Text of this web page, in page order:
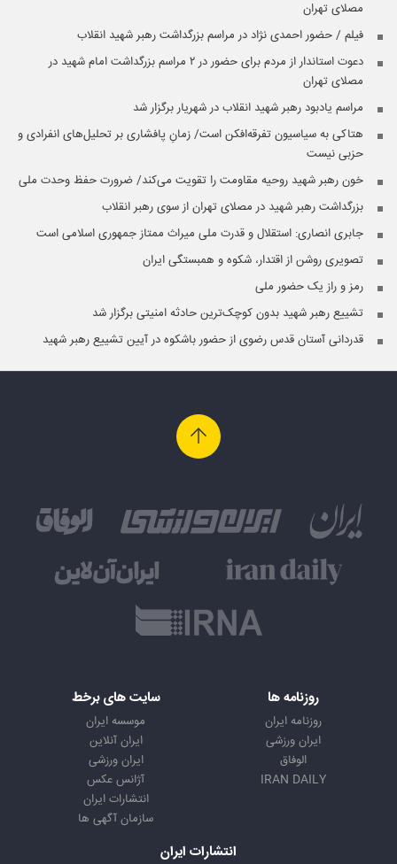
مصلای تهران
فیلم / حضور احمدی نژاد در مراسم بزرگداشت رهبر شهید انقلاب
دعوت استاندار از مردم برای حضور در ۲ مراسم بزرگداشت امام شهید در
مصلای تهران
مراسم یادبود رهبر شهید انقلاب در شهریار برگزار شد
هتاکی به سیاسیون تفرقه‌افکن است/ زمانِ پافشاری بر تحلیل‌های انفرادی و
حزبی نیست
خون رهبر شهید روحیه مقاومت را تقویت می‌کند/ ضرورت حفظ وحدت ملی
بزرگداشت رهبر شهید در مصلای تهران از سوی رهبر انقلاب
جابری انصاری:‌ استقلال و قدرت ملی میراث ممتاز جمهوری اسلامی است
تصویری روشن از اقتدار، شکوه و همبستگی ایران
رمز و راز یک حضور ملی
تشییع رهبر شهید بدون کوچک‌ترین حادثه امنیتی برگزار شد
قدردانی آستان قدس رضوی از حضور باشکوه در آیین تشییع رهبر شهید
روزنامه ها
روزنامه ایران
ایران ورزشی
الوفاق
IRAN DAILY
سایت های برخط
موسسه ایران
ایران آنلاین
ایران ورزشی
آژانس عکس
انتشارات ایران
سازمان آگهی ها
انتشارات ایران